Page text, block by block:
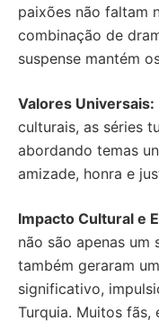
paixões não faltam
combinação de
suspense mantém
Valores Universais:
culturais, as séries
abordando temas
amizade, honra e
Impacto Cultural e
não são apenas um
também geraram
significativo,
Turquia. Muitos fãs,